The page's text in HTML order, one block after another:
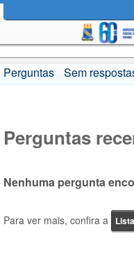
Perguntas Sem
Perguntas
Nenhuma pergunta
Para ver mais, confira a